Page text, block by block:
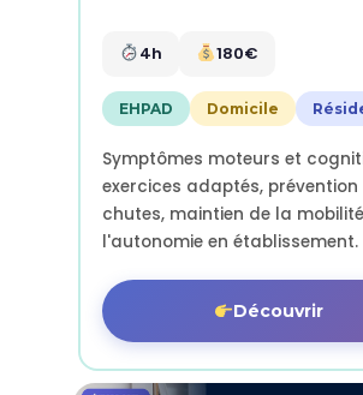
4h 180€
EHPAD Domicile
Symptômes moteurs et
exercices adaptés, prévention
chutes, maintien de la
l'autonomie en établissement.
Découvrir